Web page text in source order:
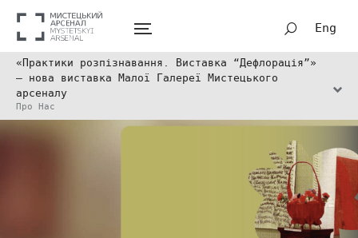
Eng
«Практики розпізнавання. Виставка “Дефлорація”»
— нова виставка Малої Галереї Мистецького
арсеналу
Про Нас